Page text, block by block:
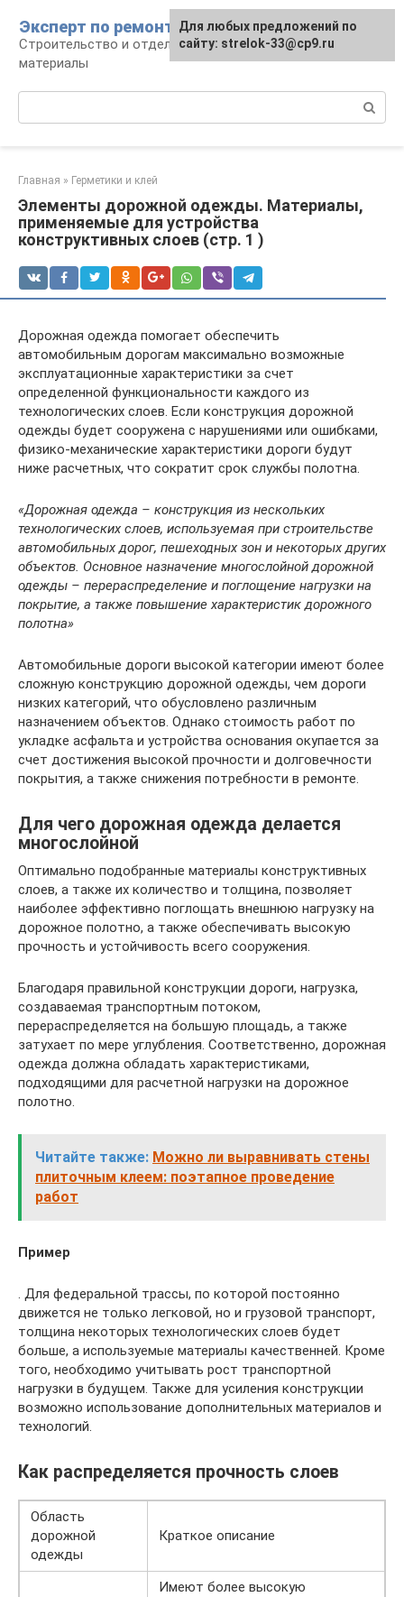
контенту
Эксперт по ремонту
Строительство и отделка: работы и
материалы
Главная » Герметики и клей
Элементы дорожной одежды. Материалы,
применяемые для устройства
конструктивных слоев (стр. 1 )
Дорожная одежда помогает обеспечить
автомобильным дорогам максимально возможные
эксплуатационные характеристики за счет
определенной функциональности каждого из
технологических слоев. Если конструкция дорожной
одежды будет сооружена с нарушениями или ошибками,
физико-механические характеристики дороги будут
ниже расчетных, что сократит срок службы полотна.
«Дорожная одежда – конструкция из нескольких
технологических слоев, используемая при строительстве
автомобильных дорог, пешеходных зон и некоторых других
объектов. Основное назначение многослойной дорожной
одежды – перераспределение и поглощение нагрузки на
покрытие, а также повышение характеристик дорожного
полотна»
Автомобильные дороги высокой категории имеют более
сложную конструкцию дорожной одежды, чем дороги
низких категорий, что обусловлено различным
назначением объектов. Однако стоимость работ по
укладке асфальта и устройства основания окупается за
счет достижения высокой прочности и долговечности
покрытия, а также снижения потребности в ремонте.
Для чего дорожная одежда делается
многослойной
Оптимально подобранные материалы конструктивных
слоев, а также их количество и толщина, позволяет
наиболее эффективно поглощать внешнюю нагрузку на
дорожное полотно, а также обеспечивать высокую
прочность и устойчивость всего сооружения.
Благодаря правильной конструкции дороги, нагрузка,
создаваемая транспортным потоком,
перераспределяется на большую площадь, а также
затухает по мере углубления. Соответственно, дорожная
одежда должна обладать характеристиками,
подходящими для расчетной нагрузки на дорожное
полотно.
Читайте также: Можно ли выравнивать стены
плиточным клеем: поэтапное проведение
работ
Пример
. Для федеральной трассы, по которой постоянно
движется не только легковой, но и грузовой транспорт,
толщина некоторых технологических слоев будет
больше, а используемые материалы качественней. Кроме
того, необходимо учитывать рост транспортной
нагрузки в будущем. Также для усиления конструкции
возможно использование дополнительных материалов и
технологий.
Как распределяется прочность слоев
Область
дорожной
одежды
Краткое описание
Имеют более высокую
Для любых предложений по
сайту: strelok-33@cp9.ru
Для любых предложений по
сайту: strelok-33@cp9.ru